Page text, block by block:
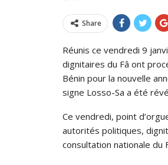
Share
Réunis ce vendredi 9
dignitaires du Fâ ont
Bénin pour la nouvelle
signe Losso-Sa a été
Ce vendredi, point
autorités politiques,
consultation nationale du